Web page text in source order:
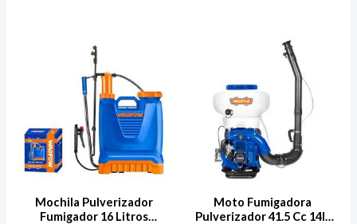
Mochila Pulverizador
Fumigador 16 Litros
Moto Fumigadora
Pulverizador 41.5 Cc 14lt